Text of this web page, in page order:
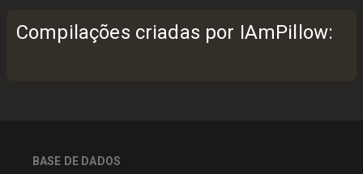
Compilações criadas por IAmPillow:
BASE DE DADOS